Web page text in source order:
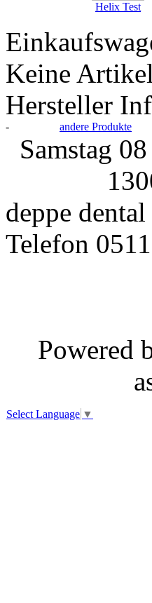
Helix Test
Keine
Hersteller
- andere Produkte
Samstag
deppe
Telefon
Powered
Select Language ▼